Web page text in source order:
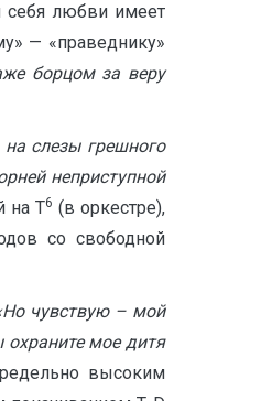
себя любви имеет
— «праведнику»
борцом за веру
слезы грешного
неприступной
на Т6 (в оркестре),
со свободной
чувствую – мой
мое дитя
высоким